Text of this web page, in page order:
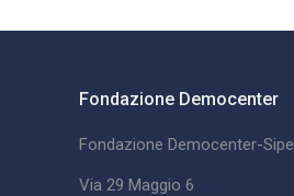
Fondazione Democenter
Fondazione Democenter-Sipe
Via 29 Maggio 6